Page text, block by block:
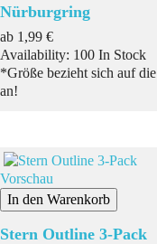
Nürburgring
ab Preis
1,99 €
Availability: 100 In Stock
*Größe bezieht sich auf
an!
Vorschau
In den Warenkorb
Stern Outline 3-Pack